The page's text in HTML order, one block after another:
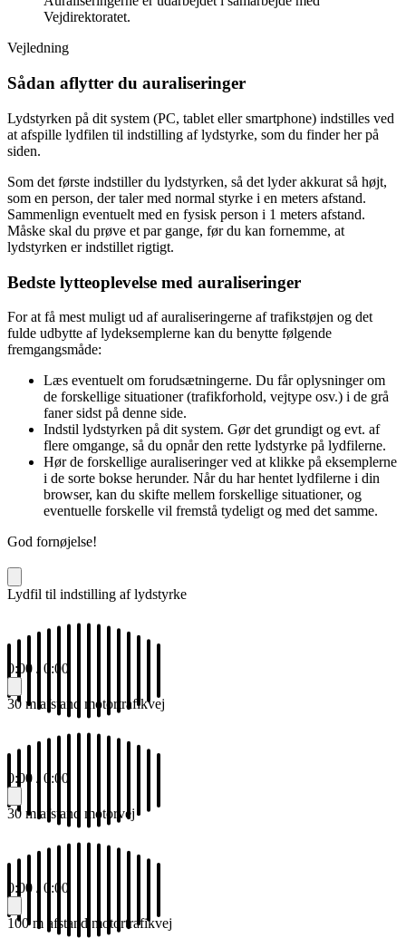
Vejdirektoratet.
Vejledning
Sådan aflytter du auraliseringer
Lydstyrken på dit system (PC, tablet eller smartphone) indstilles ved
at afspille lydfilen til indstilling af lydstyrke, som du finder her på
siden.
Som det første indstiller du lydstyrken, så det lyder akkurat så højt,
som en person, der taler med normal styrke i en meters afstand.
Sammenlign eventuelt med en fysisk person i 1 meters afstand.
Måske skal du prøve et par gange, før du kan fornemme, at
lydstyrken er indstillet rigtigt.
Bedste lytteoplevelse med auraliseringer
For at få mest muligt ud af auraliseringerne af trafikstøjen og det
fulde udbytte af lydeksemplerne kan du benytte følgende
fremgangsmåde:
Læs eventuelt om forudsætningerne. Du får oplysninger om
de forskellige situationer (trafikforhold, vejtype osv.) i de grå
faner sidst på denne side.
Indstil lydstyrken på dit system. Gør det grundigt og evt. af
flere omgange, så du opnår den rette lydstyrke på lydfilerne.
Hør de forskellige auraliseringer ved at klikke på eksemplerne
i de sorte bokse herunder. Når du har hentet lydfilerne i din
browser, kan du skifte mellem forskellige situationer, og
eventuelle forskelle vil fremstå tydeligt og med det samme.
God fornøjelse!
Lydfil til indstilling af lydstyrke
0:00 / 0:00
30 m afstand motortrafikvej
0:00 / 0:00
30 m afstand motorvej
0:00 / 0:00
100 m afstand motortrafikvej